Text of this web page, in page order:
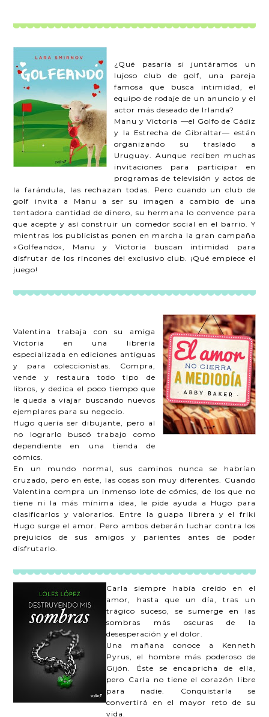
¿Qué pasaría si juntáramos un
lujoso club de golf, una pareja
famosa que busca intimidad, el
equipo de rodaje de un anuncio y el
actor más deseado de Irlanda?
Manu y Victoria —el Golfo de Cádiz
y la Estrecha de Gibraltar— están
organizando su traslado a
Uruguay. Aunque reciben muchas
invitaciones para participar en
programas de televisión y actos de
la farándula, las rechazan todas. Pero cuando un club de
golf invita a Manu a ser su imagen a cambio de una
tentadora cantidad de dinero, su hermana lo convence para
que acepte y así construir un comedor social en el barrio. Y
mientras los publicistas ponen en marcha la gran campaña
«Golfeando», Manu y Victoria buscan intimidad para
disfrutar de los rincones del exclusivo club. ¡Qué empiece el
juego!
Valentina trabaja con su amiga
Victoria en una librería
especializada en ediciones antiguas
y para coleccionistas. Compra,
vende y restaura todo tipo de
libros, y dedica el poco tiempo que
le queda a viajar buscando nuevos
ejemplares para su negocio.
Hugo quería ser dibujante, pero al
no lograrlo buscó trabajo como
dependiente en una tienda de
cómics.
En un mundo normal, sus caminos nunca se habrían
cruzado, pero en éste, las cosas son muy diferentes. Cuando
Valentina compra un inmenso lote de cómics, de los que no
tiene ni la más mínima idea, le pide ayuda a Hugo para
clasificarlos y valorarlos. Entre la guapa librera y el friki
Hugo surge el amor. Pero ambos deberán luchar contra los
prejuicios de sus amigos y parientes antes de poder
disfrutarlo.
Carla siempre había creído en el
amor, hasta que un día, tras un
trágico suceso, se sumerge en las
sombras más oscuras de la
desesperación y el dolor.
Una mañana conoce a Kenneth
Pyrus, el hombre más poderoso de
Gijón. Éste se encapricha de ella,
pero Carla no tiene el corazón libre
para nadie. Conquistarla se
convertirá en el mayor reto de su
vida.